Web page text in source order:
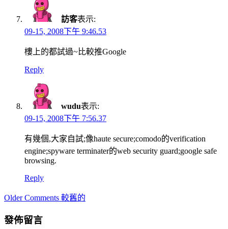
訪客表示:
09-15, 2008下午 9:46.53
樓上的都試過~比較推Google
Reply
wudu表示:
09-15, 2008下午 7:56.37
有幾個,大家自試;像haute secure;comodo的verification
engine;spyware terminater的web security guard;google safe
browsing.
Reply
Comment
Older Comments 較舊的
發佈留言